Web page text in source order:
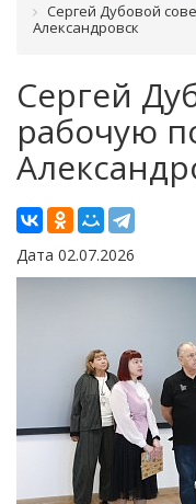
Сергей Дубовой
Александровск
Сергей
рабочую
Дата 02.07.2026